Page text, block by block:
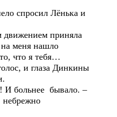
спросил Лёнька и
приняла
меня нашло
что я тебя…
и глаза Динкины
И больнее бывало. –
небрежно